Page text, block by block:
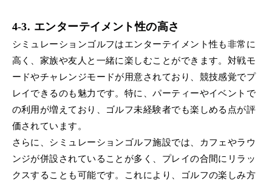
4-3. エンターテイメント性の高さ
シミュレーションゴルフはエンターテイメント性も非常に
高く、家族や友人と一緒に楽しむことができます。対戦モ
ードやチャレンジモードが用意されており、競技感覚でプ
レイできるのも魅力です。特に、パーティーやイベントで
の利用が増えており、ゴルフ未経験者でも楽しめる点が評
価されています。
さらに、シミュレーションゴルフ施設では、カフェやラウ
ンジが併設されていることが多く、プレイの合間にリラッ
クスすることも可能です。これにより、ゴルフの楽しみ方